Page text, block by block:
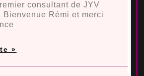
consultant de JYV
Bienvenue Rémi et merci
»